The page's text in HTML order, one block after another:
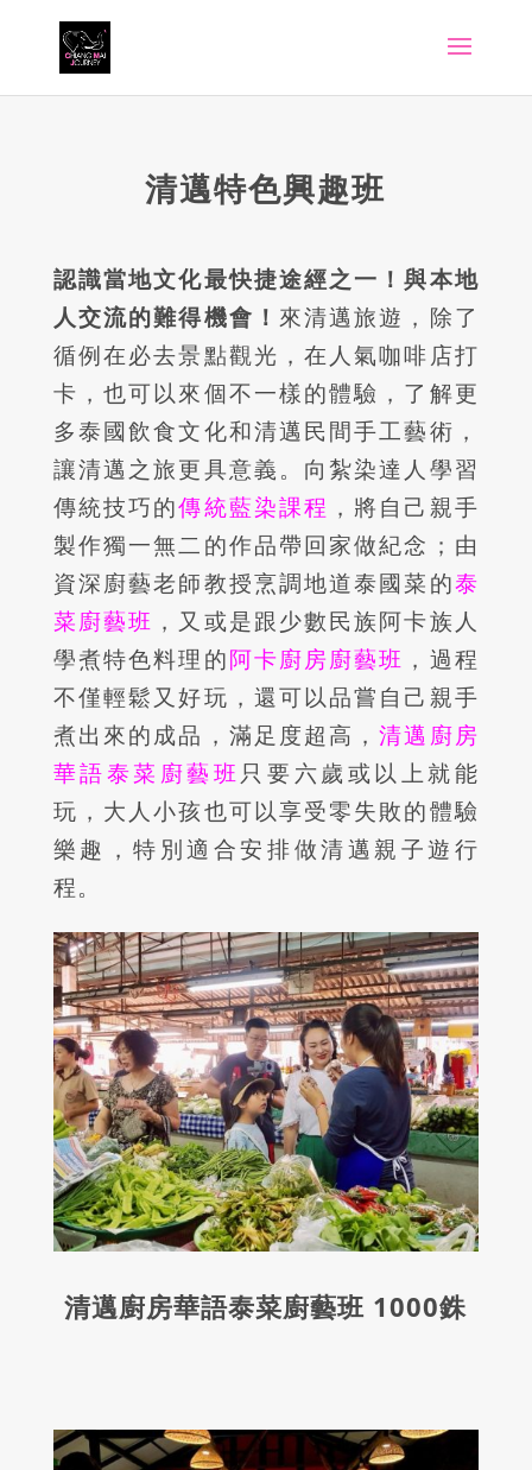
清邁特色興趣班
認識當地文化最快捷途經之一！與本地
人交流的難得機會！ 來清邁旅遊，除了
循例在必去景點觀光，在人氣咖啡店打
卡，也可以來個不一樣的體驗，了解更
多泰國飲食文化和清邁民間手工藝術，
讓清邁之旅更具意義。向紮染達人學習
傳統技巧的傳統藍染課程 ，將自己親手
製作獨一無二的作品帶回家做紀念；由
資深廚藝老師教授烹調地道泰國菜的泰
菜廚藝班 ，又或是跟少數民族阿卡族人
學煮特色料理的阿卡廚房廚藝班 ，過程
不僅輕鬆又好玩，還可以品嘗自己親手
煮出來的成品，滿足度超高，清邁廚房
華語泰菜廚藝班只要六歲或以上就能
玩，大人小孩也可以享受零失敗的體驗
樂趣，特別適合安排做清邁親子遊行
程。
清邁廚房華語泰菜廚藝班 1000銖